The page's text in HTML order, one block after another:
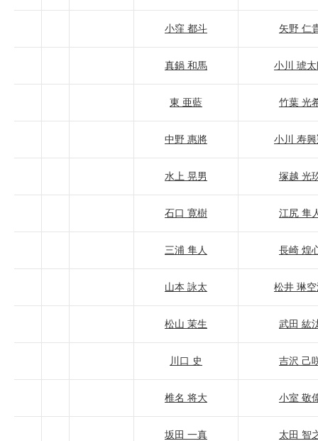
小窪 都斗 矢野 仁
真鍋 和馬 小川 琥
東 亜藍 竹葉 光
中野 惠將 小川 寿
水上 晃男 塚越 光
石口 寛樹 江尻 隼
三浦 隼人 長崎 煌
山本 詠太 松井 琳
松山 茉生 武田 紘
川口 史 吉沢 己
椎名 将大 小室 敬
坂田 一真 太田 智